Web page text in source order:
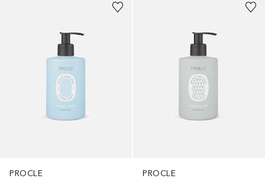
PROCLE
PROCLE